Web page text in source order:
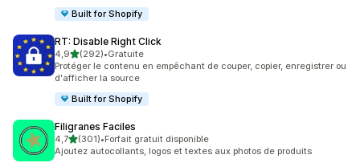
Built for Shopify
RT: Disable Right Click
4,9étoile(s) sur 5
(292)
292 avis au total
•Gratuite
Protéger le contenu en empêchant de couper, copier, enregistrer ou
d'afficher la source
Built for Shopify
Filigranes Faciles
4,7étoile(s) sur 5
(301)
301 avis au total
•Forfait gratuit disponible
Ajoutez autocollants, logos et textes aux photos de produits